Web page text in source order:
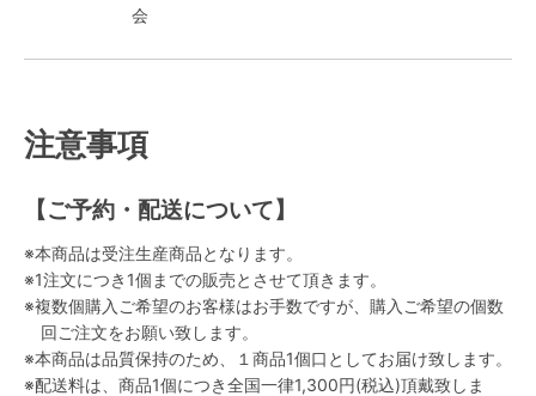
会
注意事項
【ご予約・配送について】
※本商品は受注生産商品となります。
※1注文につき1個までの販売とさせて頂きます。
※複数個購入ご希望のお客様はお手数ですが、購入ご希望の個数
回ご注文をお願い致します。
※本商品は品質保持のため、１商品1個口としてお届け致します。
※配送料は、商品1個につき全国一律1,300円(税込)頂戴致しま